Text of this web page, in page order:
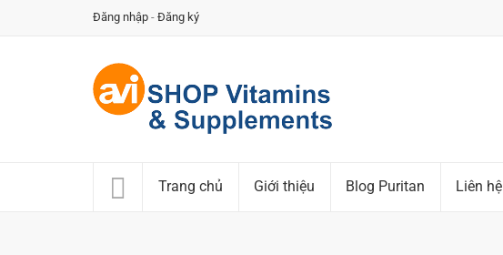
Đăng nhập - Đăng ký
Trang chủ Giới thiệu Blog Puritan Liên hệ